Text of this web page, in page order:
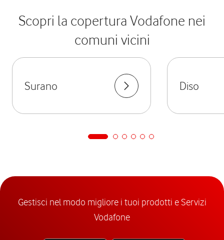
Scopri la copertura Vodafone nei
comuni vicini
Surano Diso
Gestisci nel modo migliore i tuoi prodotti e Servizi
Vodafone